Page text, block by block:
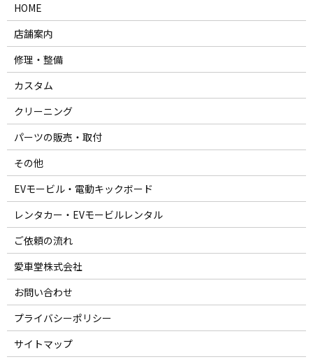
HOME
店舗案内
修理・整備
カスタム
クリーニング
パーツの販売・取付
その他
EVモービル・電動キックボード
レンタカー・EVモービルレンタル
ご依頼の流れ
愛車堂株式会社
お問い合わせ
プライバシーポリシー
サイトマップ